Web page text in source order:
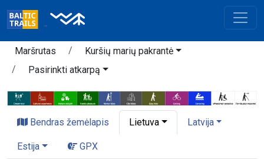
Maršrutas
Kuršių marių pakrantė
Pasirinkti atkarpą
Bendras žemėlapis Lietuva Latvija
Estija GPX